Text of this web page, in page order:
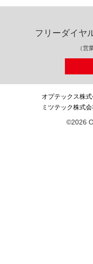
フリーダイヤ
（営
オプテックス株
ミツテック株式
©2026